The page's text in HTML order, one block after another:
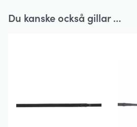
Du kanske också gillar …